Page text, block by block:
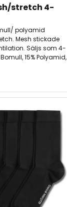
stretch 4-
polyamid
Mesh stickade
Säljs som 4-
15% Polyamid,